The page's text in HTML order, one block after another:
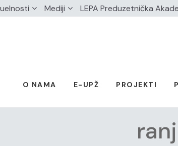
Mediji LEPA Preduzetnička
O NAMA E-UPŽ PROJEKTI